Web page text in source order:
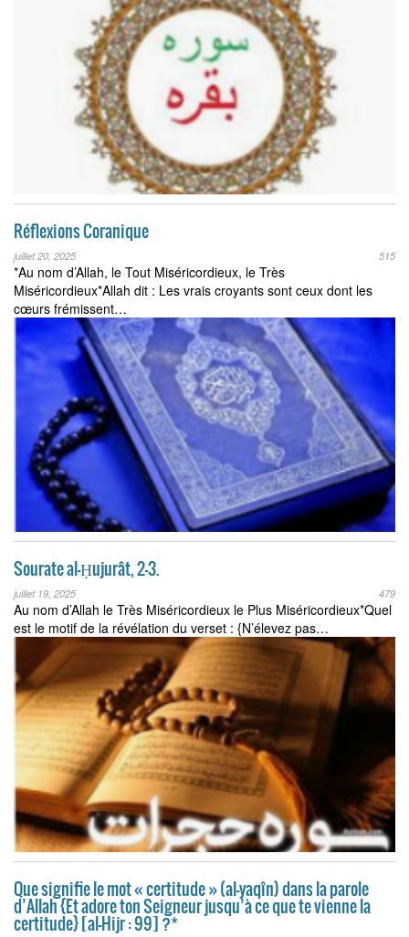
Réflexions Coranique
juillet 20, 2025 515
*Au nom d’Allah, le Tout Miséricordieux, le Très
Miséricordieux*Allah dit : Les vrais croyants sont ceux dont les
cœurs frémissent…
Sourate al-Ḥujurât, 2–3.
juillet 19, 2025 479
Au nom d’Allah le Très Miséricordieux le Plus Miséricordieux*Quel
est le motif de la révélation du verset : {N’élevez pas…
Que signifie le mot « certitude » (al-yaqîn) dans la parole
d’Allah {Et adore ton Seigneur jusqu’à ce que te vienne la
certitude} [al-Hijr : 99] ?*